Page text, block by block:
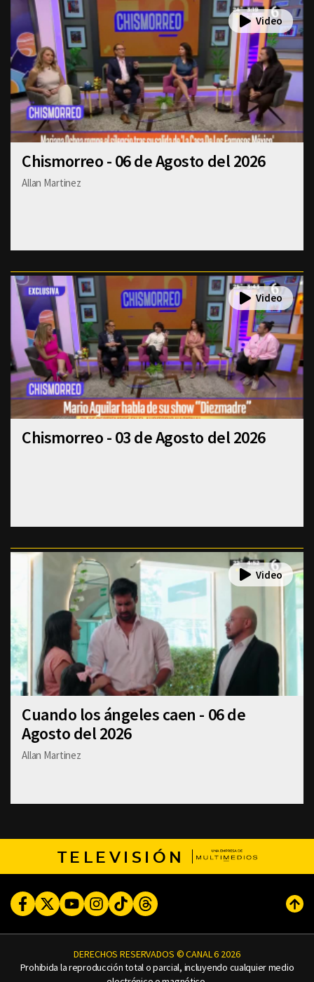
Chismorreo - 06 de Agosto del 2026
Allan Martinez
Chismorreo - 03 de Agosto del 2026
Cuando los ángeles caen - 06 de
Agosto del 2026
Allan Martinez
TELEVISIÓN
FacebookTwitterYoutubeInstagram
TikTokThreads
DERECHOS RESERVADOS © CANAL 6 2026
Prohibida la reproducción total o parcial, incluyendo cualquier medio